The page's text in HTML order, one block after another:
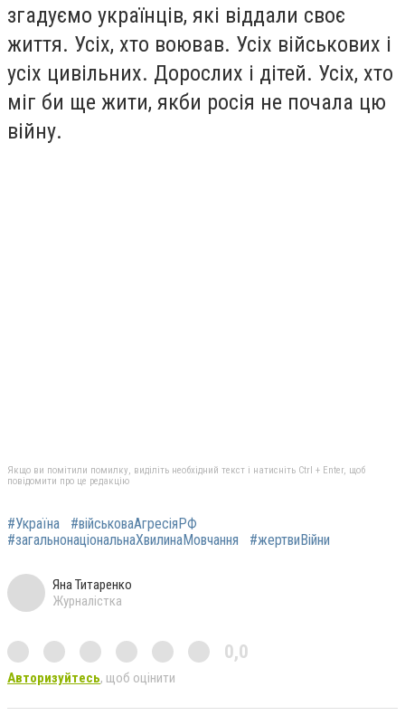
згадуємо українців, які віддали своє
життя. Усіх, хто воював. Усіх військових і
усіх цивільних. Дорослих і дітей. Усіх, хто
міг би ще жити, якби росія не почала цю
війну.
Якщо ви помітили помилку, виділіть необхідний текст і натисніть Ctrl + Enter, щоб
повідомити про це редакцію
#Україна
#військоваАгресіяРФ
#загальнонаціональнаХвилинаМовчання
#жертвиВійни
Яна Титаренко
Журналістка
0,0
Авторизуйтесь, щоб оцінити